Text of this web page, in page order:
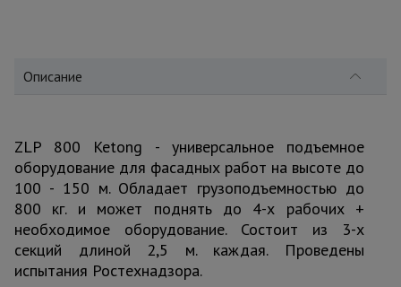
Штукатурные
комплекты
Сварочные
аппараты
Описание
ZLP 800 Ketong - универсальное подъемное
оборудование для фасадных работ на высоте до
100 - 150 м. Обладает грузоподъемностью до
800 кг. и может поднять до 4-х рабочих +
необходимое оборудование. Состоит из 3-х
секций длиной 2,5 м. каждая. Проведены
испытания Ростехнадзора.